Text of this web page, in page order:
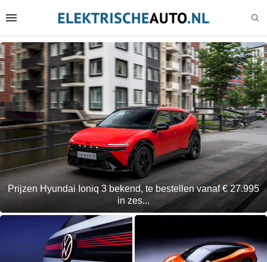
Prijzen Hyundai Ioniq 3 bekend, te bestellen vanaf € 27.995
in zes...